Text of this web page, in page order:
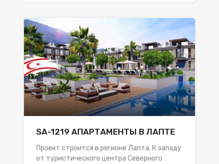
SA-1219 АПАРТАМЕНТЫ В ЛАПТЕ
Проект строится в регионе Лапта. К западу
от туристического центра Северного